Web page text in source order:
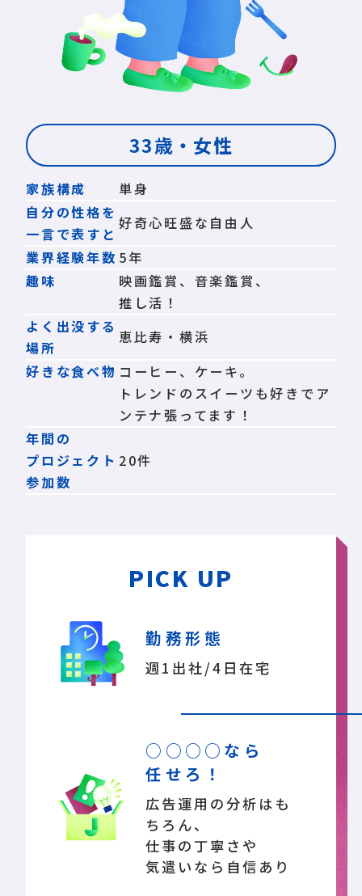
33歳・女性
家族構成
単身
自分の性格を
一言で表すと
好奇心旺盛な自由人
業界経験年数 5年
趣味
映画鑑賞、音楽鑑賞、
推し活！
よく出没する
場所
恵比寿・横浜
好きな食べ物 コーヒー、ケーキ。
トレンドのスイーツも好きでア
ンテナ張ってます！
年間の
プロジェクト
参加数
20件
PICK UP
勤務形態
週1出社/4日在宅
○○○○なら
任せろ！
広告運用の分析はも
ちろん、
仕事の丁寧さや
気遣いなら自信あり